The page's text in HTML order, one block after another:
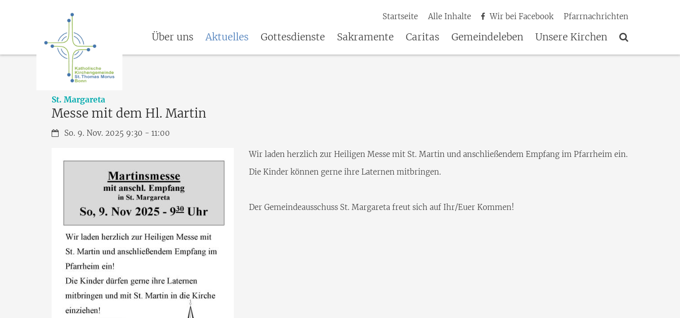
Startseite Alle Inhalte Wir bei Facebook Pfarrnachrichten
Über uns Aktuelles Gottesdienste Sakramente Caritas Gemeindeleben Unsere Kirchen
St. Margareta
Messe mit dem Hl. Martin
Datum:So. 9. Nov. 2025 9:30 - 11:00
Wir laden herzlich zur Heiligen Messe mit St. Martin und anschließendem Empfang im Pfarrheim ein.
Die Kinder können gerne ihre Laternen mitbringen.
Der Gemeindeausschuss St. Margareta freut sich auf Ihr/Euer Kommen!